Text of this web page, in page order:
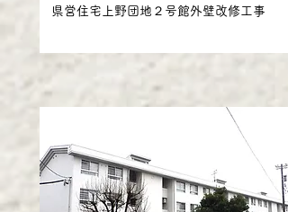
県営住宅上野団地２号館外壁改修工事